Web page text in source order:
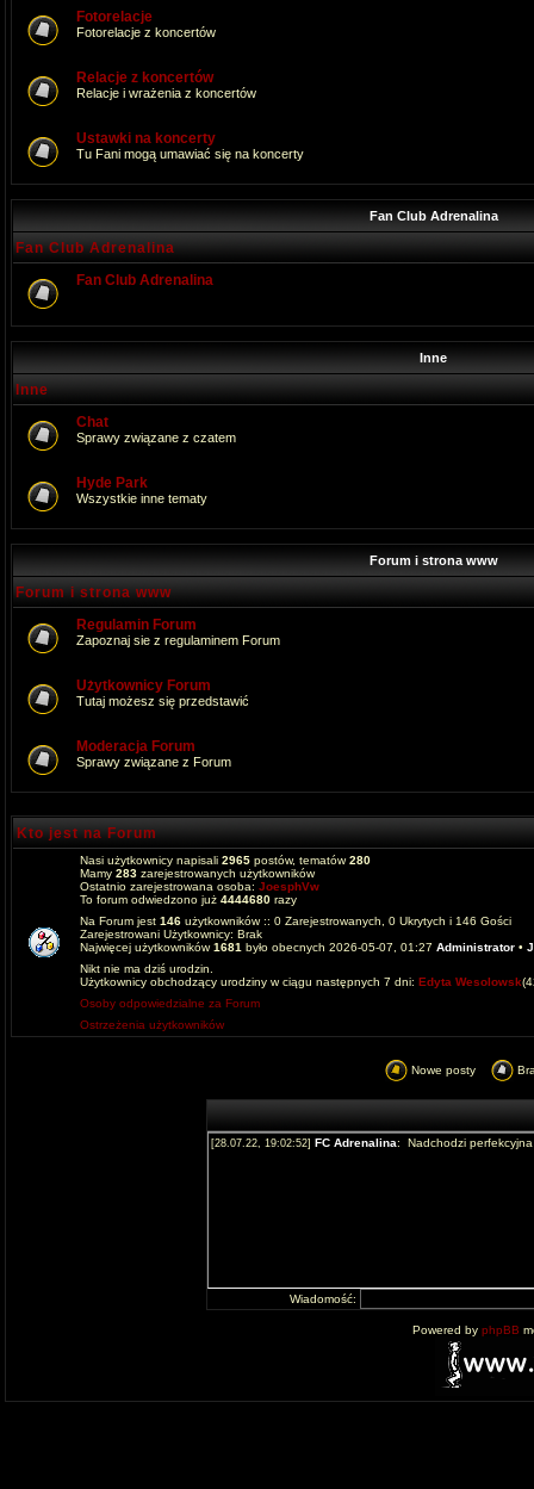
Fotorelacje
Fotorelacje z koncertów
Relacje z koncertów
Relacje i wrażenia z koncertów
Ustawki na koncerty
Tu Fani mogą umawiać się na koncerty
Fan Club Adrenalina
Fan Club Adrenalina
Fan Club Adrenalina
Inne
Inne
Chat
Sprawy związane z czatem
Hyde Park
Wszystkie inne tematy
Forum i strona www
Forum i strona www
Regulamin Forum
Zapoznaj sie z regulaminem Forum
Użytkownicy Forum
Tutaj możesz się przedstawić
Moderacja Forum
Sprawy związane z Forum
Kto jest na Forum
Nasi użytkownicy napisali 2965 postów, tematów280
Mamy 283 zarejestrowanych użytkowników
Ostatnio zarejestrowana osoba: JoesphVw
To forum odwiedzono już 4444680 razy
Na Forum jest 146 użytkowników :: 0 Zarejestrowanych, 0 Ukrytych i 146 Gości
Zarejestrowani Użytkownicy: Brak
Najwięcej użytkowników1681 było obecnych 2026-05-07, 01:27 Administrator •
Nikt nie ma dziś urodzin.
Użytkownicy obchodzący urodziny w ciągu następnych 7 dni: Edyta Wesolowsk
Osoby odpowiedzialne za Forum
Ostrzeżenia użytkowników
Nowe posty
Wiadomość:
Powered by phpBB